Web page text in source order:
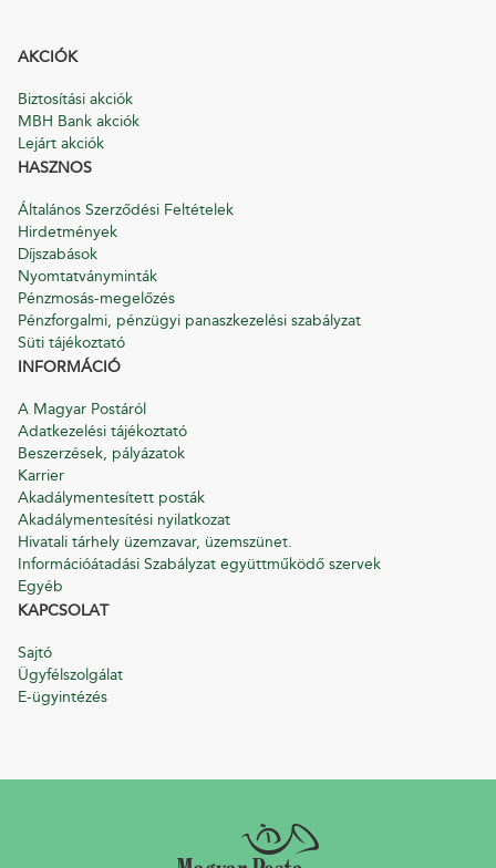
AKCIÓK
Biztosítási akciók
MBH Bank akciók
Lejárt akciók
HASZNOS
Általános Szerződési Feltételek
Hirdetmények
Díjszabások
Nyomtatványminták
Pénzmosás-megelőzés
Pénzforgalmi, pénzügyi panaszkezelési szabályzat
Süti tájékoztató
INFORMÁCIÓ
A Magyar Postáról
Adatkezelési tájékoztató
Beszerzések, pályázatok
Karrier
Akadálymentesített posták
Akadálymentesítési nyilatkozat
Hivatali tárhely üzemzavar, üzemszünet.
Információátadási Szabályzat együttműködő szervek
Egyéb
KAPCSOLAT
Sajtó
Ügyfélszolgálat
E-ügyintézés